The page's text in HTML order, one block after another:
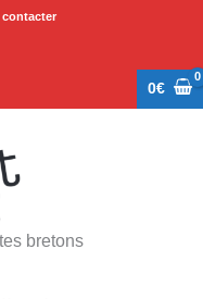
contacter
0€
bretons